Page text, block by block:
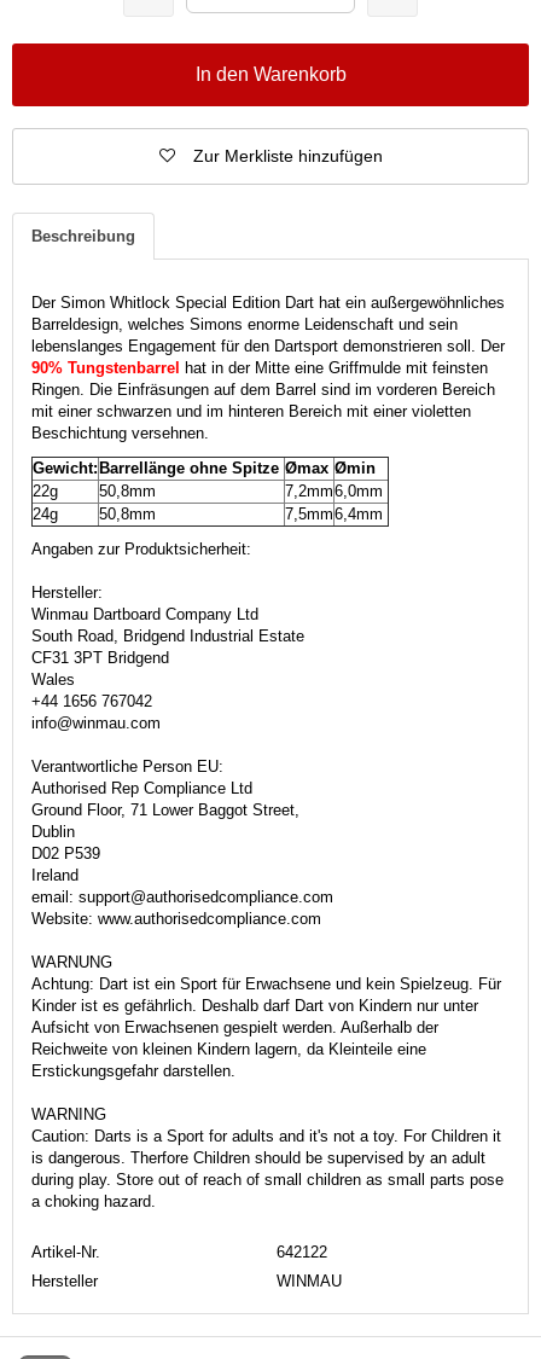
In den Warenkorb
Zur Merkliste hinzufügen
Beschreibung
Der Simon Whitlock Special Edition Dart hat ein außergewöhnliches
Barreldesign, welches Simons enorme Leidenschaft und sein
lebenslanges Engagement für den Dartsport demonstrieren soll. Der
90% Tungstenbarrel hat in der Mitte eine Griffmulde mit feinsten
Ringen. Die Einfräsungen auf dem Barrel sind im vorderen Bereich
mit einer schwarzen und im hinteren Bereich mit einer violetten
Beschichtung versehnen.
Gewicht:Barrellänge ohne Spitze Ømax Ømin
22g
50,8mm 7,2mm6,0mm
24g
50,8mm 7,5mm6,4mm
Angaben zur Produktsicherheit:
Hersteller:
Winmau Dartboard Company Ltd
South Road, Bridgend Industrial Estate
CF31 3PT Bridgend
Wales
+44 1656 767042
info@winmau.com
Verantwortliche Person EU:
Authorised Rep Compliance Ltd
Ground Floor, 71 Lower Baggot Street,
Dublin
D02 P539
Ireland
email: support@authorisedcompliance.com
Website: www.authorisedcompliance.com
WARNUNG
Achtung: Dart ist ein Sport für Erwachsene und kein Spielzeug. Für
Kinder ist es gefährlich. Deshalb darf Dart von Kindern nur unter
Aufsicht von Erwachsenen gespielt werden. Außerhalb der
Reichweite von kleinen Kindern lagern, da Kleinteile eine
Erstickungsgefahr darstellen.
WARNING
Caution: Darts is a Sport for adults and it's not a toy. For Children it
is dangerous. Therfore Children should be supervised by an adult
during play. Store out of reach of small children as small parts pose
a choking hazard.
Artikel-Nr.
642122
Hersteller
WINMAU